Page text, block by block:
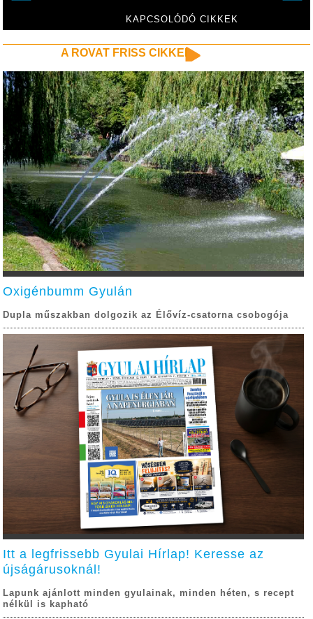
KAPCSOLÓDÓ CIKKEK
A ROVAT FRISS CIKKEI
Oxigénbumm Gyulán
Dupla műszakban dolgozik az Élővíz-csatorna csobogója
Itt a legfrissebb Gyulai Hírlap! Keresse az
újságárusoknál!
Lapunk ajánlott minden gyulainak, minden héten, s recept
nélkül is kapható